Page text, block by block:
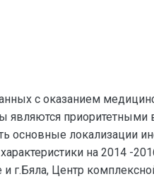
с оказанием
приоритетными
основные локализации
на 2014 -
г.Бяла, Центр